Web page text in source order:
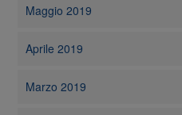
Maggio 2019
Aprile 2019
Marzo 2019